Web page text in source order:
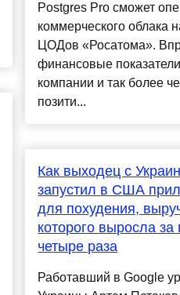
Postgres Pro сможет
коммерческого облака
ЦОДов «Росатома».
финансовые
компании и так более
позити...
Как выходец с
запустил в США
для похудения,
которого выросла за
четыре раза
Работавший в Google